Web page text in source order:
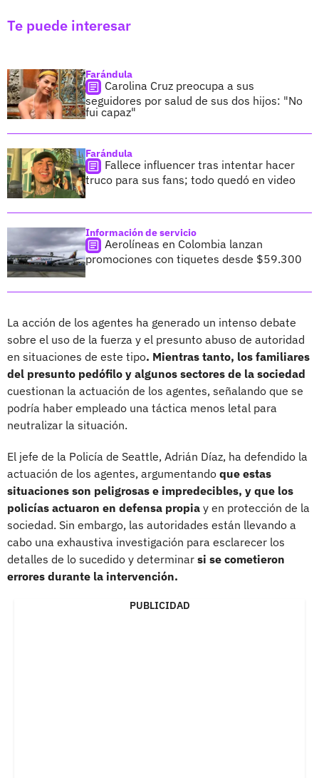
Te puede interesar
Farándula
Carolina Cruz preocupa a sus
seguidores por salud de sus dos hijos: "No
fui capaz"
Farándula
Fallece influencer tras intentar hacer
truco para sus fans; todo quedó en video
Información de servicio
Aerolíneas en Colombia lanzan
promociones con tiquetes desde $59.300
La acción de los agentes ha generado un intenso debate
sobre el uso de la fuerza y el presunto abuso de autoridad
en situaciones de este tipo. Mientras tanto, los familiares
del presunto pedófilo y algunos sectores de la sociedad
cuestionan la actuación de los agentes, señalando que se
podría haber empleado una táctica menos letal para
neutralizar la situación.
El jefe de la Policía de Seattle, Adrián Díaz, ha defendido la
actuación de los agentes, argumentando que estas
situaciones son peligrosas e impredecibles, y que los
policías actuaron en defensa propia y en protección de la
sociedad. Sin embargo, las autoridades están llevando a
cabo una exhaustiva investigación para esclarecer los
detalles de lo sucedido y determinar si se cometieron
errores durante la intervención.
PUBLICIDAD